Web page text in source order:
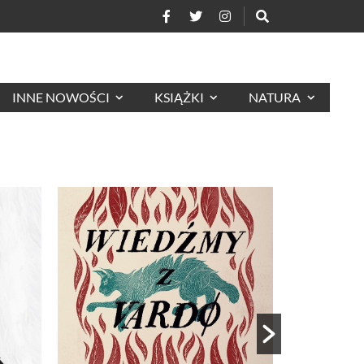
INNE NOWOŚCI KSIĄŻKI NATURA